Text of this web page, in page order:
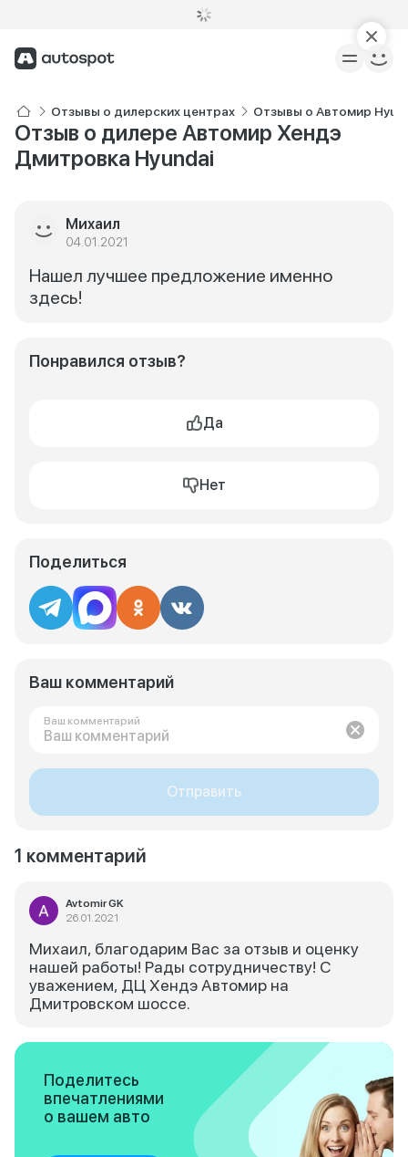
Отзывы о дилерских центрах Отзывы о Автомир
Отзыв о дилере Автомир Хендэ
Дмитровка Hyundai
Михаил
04.01.2021
Нашел лучшее предложение именно
здесь!
Понравился отзыв?
Да
Нет
Поделиться
Ваш комментарий
Ваш комментарий
Отправить
1 комментарий
Avtomir GK
26.01.2021
Михаил, благодарим Вас за отзыв и оценку
нашей работы! Рады сотрудничеству! С
уважением, ДЦ Хендэ Автомир на
Дмитровском шоссе.
Поделитесь
впечатлениями
о вашем авто